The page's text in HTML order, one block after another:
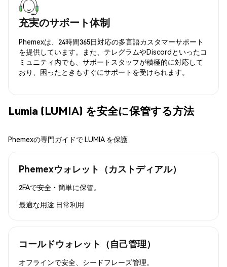
充実のサポート体制
Phemexは、24時間365日対応の多言語カスタマーサポート
を提供しています。また、テレグラムやDiscordといったコ
ミュニティ内でも、サポートスタッフが積極的に対応して
おり、困ったときもすぐにサポートを受けられます。
Lumia (LUMIA) を安全に保管する方法
Phemexの専門ガイドで LUMIA を保護
Phemexウォレット（カストディアル）
2FAで安全・簡単に保管。
最適な用途 日常利用
コールドウォレット（自己管理）
オフラインで安全、シードフレーズ管理。